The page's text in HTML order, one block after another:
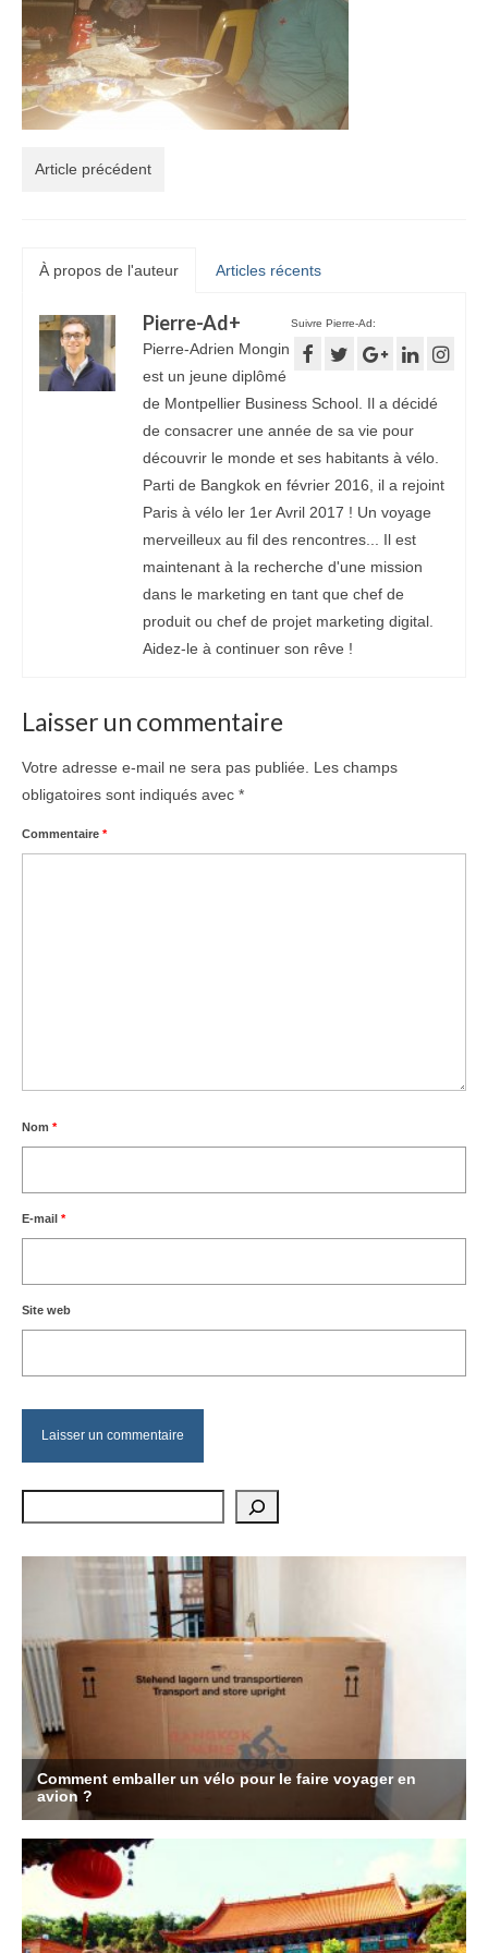
Article précédent
À propos de l'auteur Articles récents
Suivre Pierre-Ad:
Pierre-Ad+
Pierre-Adrien Mongin
est un jeune diplômé
de Montpellier Business School. Il a décidé
de consacrer une année de sa vie pour
découvrir le monde et ses habitants à vélo.
Parti de Bangkok en février 2016, il a rejoint
Paris à vélo ler 1er Avril 2017 ! Un voyage
merveilleux au fil des rencontres... Il est
maintenant à la recherche d'une mission
dans le marketing en tant que chef de
produit ou chef de projet marketing digital.
Aidez-le à continuer son rêve !
Laisser un commentaire
Votre adresse e-mail ne sera pas publiée.
Les champs
obligatoires sont indiqués avec *
Commentaire *
Nom *
E-mail *
Site web